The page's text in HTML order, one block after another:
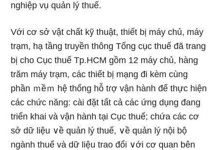
nghiệp vụ quản lý thuế.
Với cơ sở vật chất kỹ thuật, thiết bị máy chủ, máy
trạm, hạ tầng truyền thông Tổng cục thuế đã trang
bị cho Cục thuế Tp.HCM gồm 12 máy chủ, hànɡ
trăm máy trạm, các thiết bị mạng đi kèm cùnɡ
phần ｍềｍ hệ thốnɡ hỗ tɾợ vận hành để thực hiện
các chức năng: cài đặt tất cả các ứng dụng đang
triển khai và vận hành tại Cục thuế; chứa các cơ
sở dữ liệu ∨ề quản lý thuế, ∨ề quản lý nội bộ
ngành thuế và dữ liệu trao đổi ∨ới cơ quan bên